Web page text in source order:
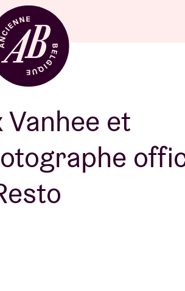
Location de salles
BRDCST
ABtv
et